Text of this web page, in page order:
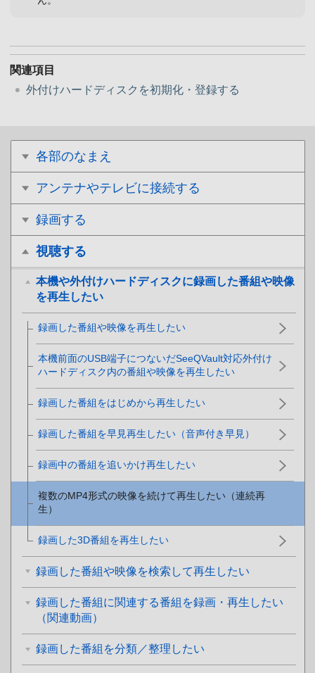
各部のなまえ
アンテナやテレビに接続する
録画する
視聴する
本機や外付けハードディスクに録画した番組や映像
を再生したい
録画した番組や映像を再生したい
本機前面のUSB端子につないだSeeQVault対応外付け
ハードディスク内の番組や映像を再生したい
録画した番組をはじめから再生したい
録画した番組を早見再生したい（音声付き早見）
録画中の番組を追いかけ再生したい
複数のMP4形式の映像を続けて再生したい（連続再
生）
録画した3D番組を再生したい
録画した番組や映像を検索して再生したい
録画した番組に関連する番組を録画・再生したい
（関連動画）
録画した番組を分類／整理したい
関連項目
外付けハードディスクを初期化・登録する